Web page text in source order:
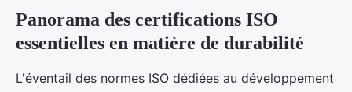
Panorama des certifications ISO
essentielles en matière de durabilité
L'éventail des normes ISO dédiées au développement